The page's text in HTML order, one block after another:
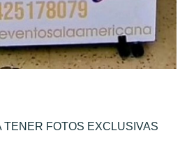
TENER FOTOS EXCLUSIVAS